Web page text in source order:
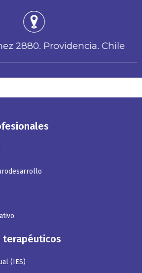
2880. Providencia. Chile
terapéuticos
(IES)